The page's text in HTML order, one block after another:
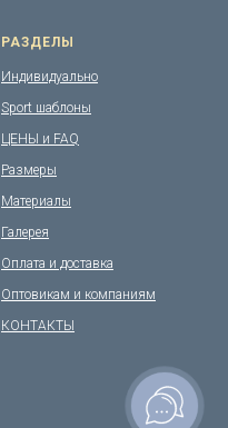
РАЗДЕЛЫ
Индивидуально
Sport шаблоны
ЦЕНЫ и FAQ
Размеры
Материалы
Галерея
Оплата и доставка
Оптовикам и компаниям
КОНТАКТЫ